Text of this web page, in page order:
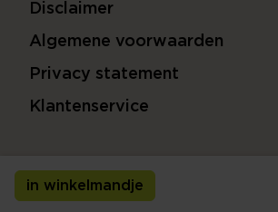
in winkelmandje
Disclaimer
Algemene voorwaarden
Privacy statement
Klantenservice